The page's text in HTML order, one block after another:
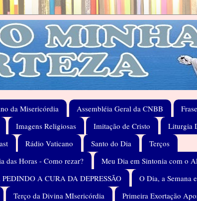
da Misericórdia Assembléia Geral da CNBB
Imagens Religiosas Imitação de Cristo
Liturgia
Rádio Vaticano Santo do Dia
Terços
das Horas - Como rezar?
Meu Dia em Sintonia com o
A CURA DA DEPRESSÃO
O Dia, a Semana
Terço da Divina MIsericórdia Primeira Exortação